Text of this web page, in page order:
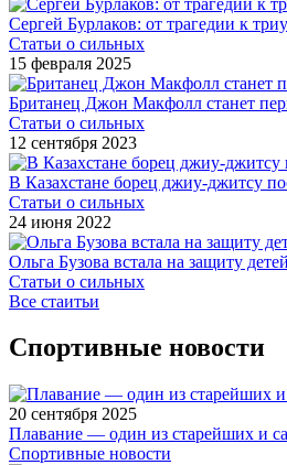
Сергей Бурлаков: от трагедии к
Статьи о сильных
15 февраля 2025
Британец Джон Макфолл станет
Статьи о сильных
12 сентября 2023
В Казахстане борец джиу-джитсу
Статьи о сильных
24 июня 2022
Ольга Бузова встала на защиту
Статьи о сильных
Все стаитьи
Спортивные новости
20 сентября 2025
Плавание — один из старейших и
Спортивные новости